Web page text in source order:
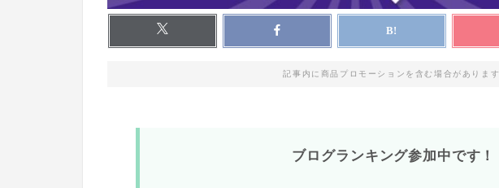
記事内に商品プロモーションを含む場合があります
ブログランキング参加中です！